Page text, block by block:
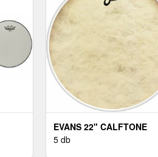
EVANS 22" CALFTONE
5 db